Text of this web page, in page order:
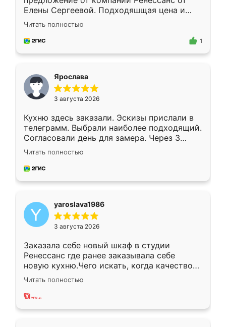
Елены Сергеевой. Подходяшщая цена и
короткие сроки изготовления. Приехавший
для замера сотрудник Владислав
предложил по моему эскизу самый
Читать полностью
1
Ярослава
3 августа 2026
Кухню здесь заказали. Эскизы прислали в
телеграмм. Выбрали наиболее подходящий.
Согласовали день для замера. Через 3
недели кухня была уже готова. Остались
довольны работой. Спасибо Ренессанс
мебель за качественную работу!
Читать полностью
yaroslava1986
3 августа 2026
Заказала себе новый шкаф в студии
Ренессанс где ранее заказывала себе
новую кухню.Чего искать, когда качеством
вполне довольна. Служит кухня уже почти
два года, нареканий нет.
Читать полностью